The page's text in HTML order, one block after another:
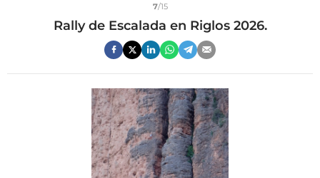
7/15
Rally de Escalada en Riglos 2026.